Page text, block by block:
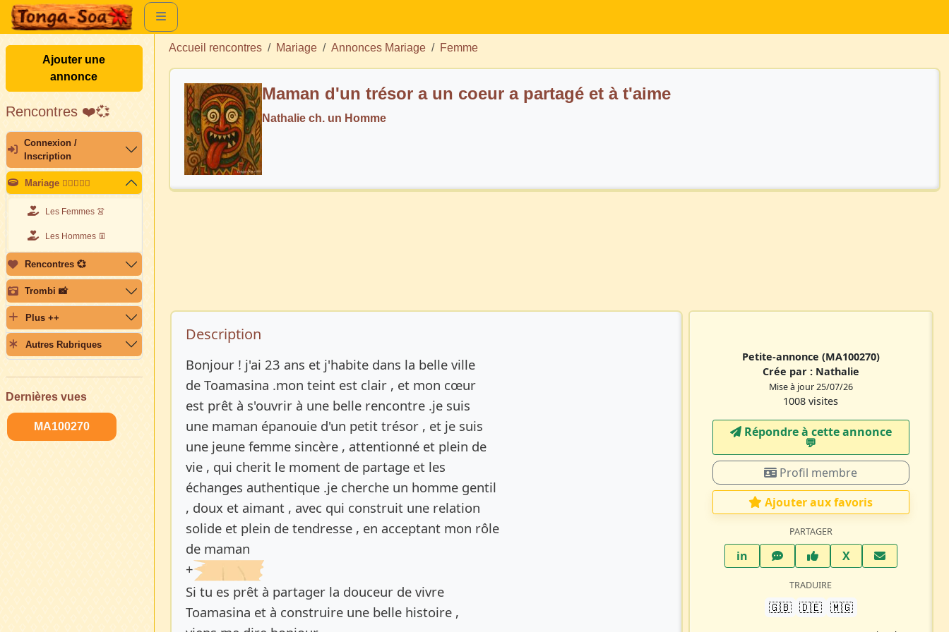
Ajouter une
annonce
Rencontres ❤️💞
Connexion /
Inscription
Mariage 👩🏽‍❤️‍👨🏽
Les Femmes 👗
Les Hommes 👖
Rencontres 💞
Trombi 📸
Plus ++
Autres Rubriques
Dernières vues
MA100270
Accueil rencontres Mariage Annonces Mariage Femme
Maman d'un trésor a un coeur a partagé et à t'aime
Nathalie ch. un Homme
Description de l’annonce
Description
Bonjour ! j'ai 23 ans et j'habite dans la belle ville
de Toamasina .mon teint est clair , et mon cœur
est prêt à s'ouvrir à une belle rencontre .je suis
une maman épanouie d'un petit trésor , et je suis
une jeune femme sincère , attentionné et plein de
vie , qui cherit le moment de partage et les
échanges authentique .je cherche un homme gentil
, doux et aimant , avec qui construit une relation
solide et plein de tendresse , en acceptant mon rôle
de maman
+
Si tu es prêt à partager la douceur de vivre
Toamasina et à construire une belle histoire ,
Petite-annonce (MA100270)
Crée par : Nathalie
Mise à jour 25/07/26
1008 visites
Répondre à cette annonce
💬​
Profil membre
Ajouter aux favoris
PARTAGER
inLinkedInWhatsAppFacebook
XTwitter X
TRADUIRE
🇬🇧 🇩🇪 🇲🇬